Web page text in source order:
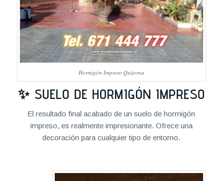
Hormigón Impreso Quijorna
✨ SUELO DE HORMIGÓN IMPRESO
El resultado final acabado de un suelo de hormigón
impreso, es realmente impresionante. Ofrece una
decoración para cualquier tipo de entorno.